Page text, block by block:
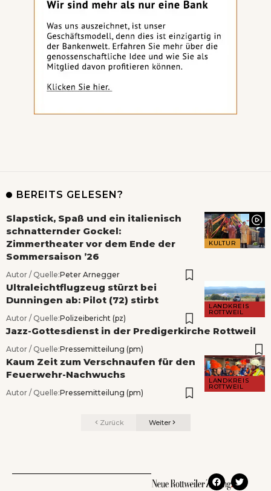
BEREITS GELESEN?
KULTUR
Slapstick, Spaß und ein italienisch
schnatternder Gockel:
Zimmertheater vor dem Ende der
Sommersaison ’26
Autor / Quelle:Peter Arnegger
LANDKREIS
ROTTWEIL
Ultraleichtflugzeug stürzt bei
Dunningen ab: Pilot (72) stirbt
Autor / Quelle:Polizeibericht (pz)
Jazz-Gottesdienst in der Predigerkirche Rottweil
Autor / Quelle:Pressemitteilung (pm)
LANDKREIS
ROTTWEIL
Kaum Zeit zum Verschnaufen für den
Feuerwehr-Nachwuchs
Autor / Quelle:Pressemitteilung (pm)
Zurück Weiter